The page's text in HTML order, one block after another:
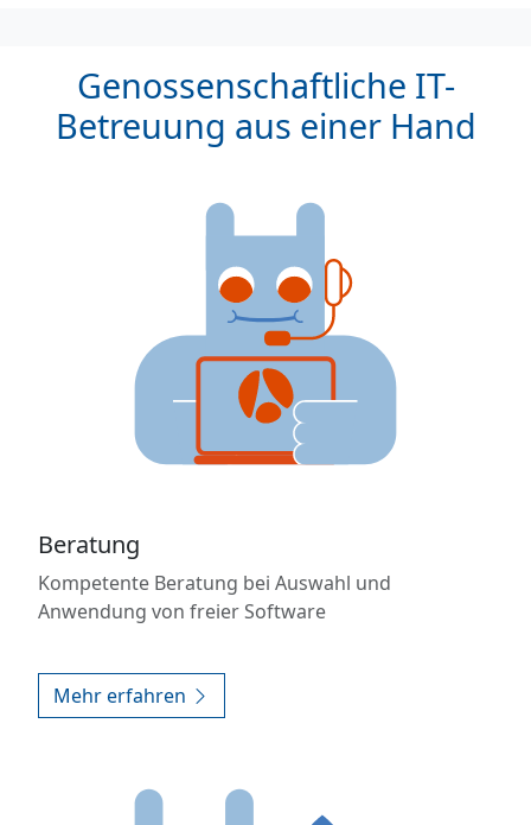
Genossenschaftliche IT-
Betreuung aus einer Hand
Beratung
Kompetente Beratung bei Auswahl und
Anwendung von freier Software
Mehr erfahren